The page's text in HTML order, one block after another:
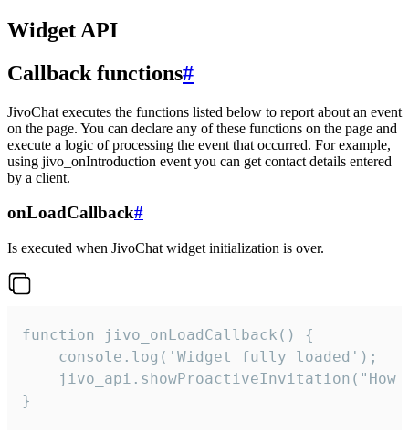
Widget API
Callback functions#
JivoChat executes the functions listed below to report about an event
on the page. You can declare any of these functions on the page and
execute a logic of processing the event that occurred. For example,
using jivo_onIntroduction event you can get contact details entered
by a client.
onLoadCallback#
Is executed when JivoChat widget initialization is over.
function jivo_onLoadCallback() {
    console.log('Widget fully loaded');
jivo_api.showProactiveInvitation("How
}